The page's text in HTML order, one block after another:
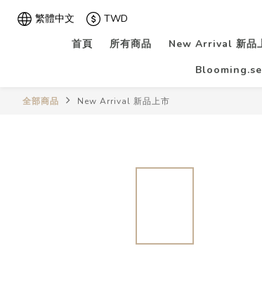
繁體中文 TWD
首頁
所有商品 New Arrival 新品
全部商品 New Arrival 新品上市